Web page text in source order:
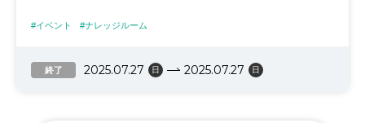
キャッシュレス時代と防災社会、親子で学ぶダブルテーマ
#イベント #ナレッジルーム
終了 2025.07.27 日 2025.07.27 日